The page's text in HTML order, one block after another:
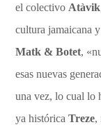
el colectivo Atàvik
cultura jamaicana
Matk & Botet,
esas nuevas
una vez, lo cual lo
ya históricaTreze,